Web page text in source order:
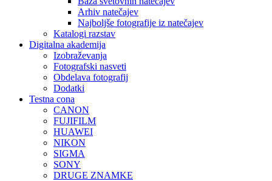
Arhiv natečajev
Najboljše fotografije iz natečajev
Katalogi razstav
Digitalna akademija
Izobraževanja
Fotografski nasveti
Obdelava fotografij
Dodatki
Testna cona
CANON
FUJIFILM
HUAWEI
NIKON
SIGMA
SONY
DRUGE ZNAMKE